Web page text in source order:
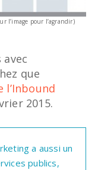
l’image pour l’agrandir)
que
l’Inbound
2015.
a aussi un
publics,